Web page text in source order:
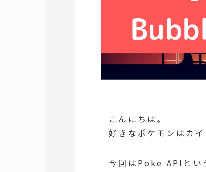
こんにちは。
好きなポケモンはカ
今回はPoke APIとい